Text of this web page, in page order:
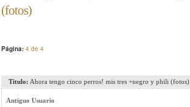
(fotos)
Página: 4 de 4
Titulo: Ahora tengo cinco perros! mis tres +negro y phili (fotos)
Antiguo Usuario